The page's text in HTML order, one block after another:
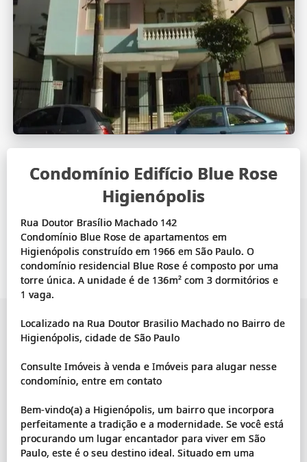
Condomínio Edifício Blue Rose
Higienópolis
Rua Doutor Brasílio Machado 142
Condomínio Blue Rose de apartamentos em
Higienópolis construído em 1966 em São Paulo. O
condomínio residencial Blue Rose é composto por uma
torre única. A unidade é de 136m² com 3 dormitórios e
1 vaga.
Localizado na Rua Doutor Brasilio Machado no Bairro de
Higienópolis, cidade de São Paulo
Consulte Imóveis à venda e Imóveis para alugar nesse
condomínio, entre em contato
Bem-vindo(a) a Higienópolis, um bairro que incorpora
perfeitamente a tradição e a modernidade. Se você está
procurando um lugar encantador para viver em São
Paulo, este é o seu destino ideal. Situado em uma